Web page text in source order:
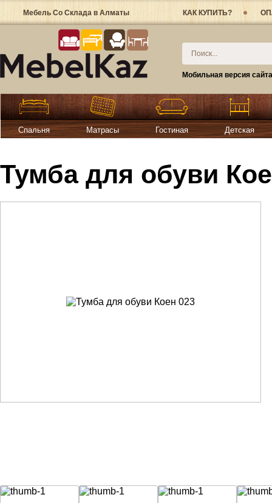
Мебель Со Склада в Алматы КАК КУПИТЬ?
Мобильная версия
Спальня Матрасы Гостиная Детская
Тумба для обуви